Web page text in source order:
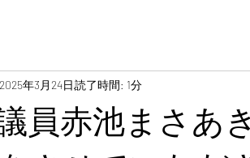
員赤池まさあ
2025年3月24日読了時間: 1分